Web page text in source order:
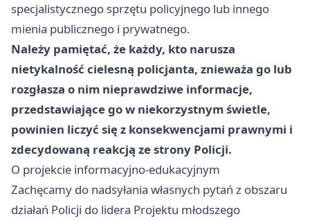
specjalistycznego sprzętu policyjnego lub innego
mienia publicznego i prywatnego.
Należy pamiętać, że każdy, kto narusza
nietykalność cielesną policjanta, znieważa go lub
rozgłasza o nim nieprawdziwe informacje,
przedstawiające go w niekorzystnym świetle,
powinien liczyć się z konsekwencjami prawnymi i
zdecydowaną reakcją ze strony Policji.
O projekcie informacyjno-edukacyjnym
Zachęcamy do nadsyłania własnych pytań z obszaru
działań Policji do lidera Projektu młodszego